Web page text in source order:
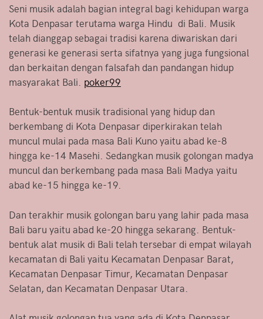
Seni musik adalah bagian integral bagi kehidupan warga
Kota Denpasar terutama warga Hindu di Bali. Musik
telah dianggap sebagai tradisi karena diwariskan dari
generasi ke generasi serta sifatnya yang juga fungsional
dan berkaitan dengan falsafah dan pandangan hidup
masyarakat Bali. poker99
Bentuk-bentuk musik tradisional yang hidup dan
berkembang di Kota Denpasar diperkirakan telah
muncul mulai pada masa Bali Kuno yaitu abad ke-8
hingga ke-14 Masehi. Sedangkan musik golongan madya
muncul dan berkembang pada masa Bali Madya yaitu
abad ke-15 hingga ke-19.
Dan terakhir musik golongan baru yang lahir pada masa
Bali baru yaitu abad ke-20 hingga sekarang. Bentuk-
bentuk alat musik di Bali telah tersebar di empat wilayah
kecamatan di Bali yaitu Kecamatan Denpasar Barat,
Kecamatan Denpasar Timur, Kecamatan Denpasar
Selatan, dan Kecamatan Denpasar Utara.